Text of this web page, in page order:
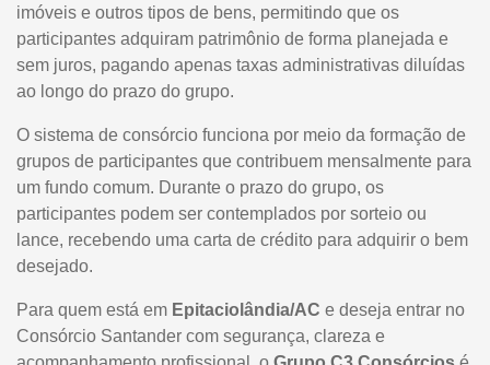
imóveis e outros tipos de bens, permitindo que os
participantes adquiram patrimônio de forma planejada e
sem juros, pagando apenas taxas administrativas diluídas
ao longo do prazo do grupo.
O sistema de consórcio funciona por meio da formação de
grupos de participantes que contribuem mensalmente para
um fundo comum. Durante o prazo do grupo, os
participantes podem ser contemplados por sorteio ou
lance, recebendo uma carta de crédito para adquirir o bem
desejado.
Para quem está em Epitaciolândia/AC e deseja entrar no
Consórcio Santander com segurança, clareza e